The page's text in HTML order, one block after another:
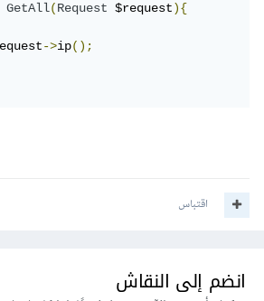
GetAll(Request $request){
->ip();
اقتباس
انضم إلى النقاش